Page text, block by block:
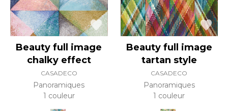
Beauty full image
chalky effect
CASADECO
Panoramiques
1 couleur
Beauty full image
tartan style
CASADECO
Panoramiques
1 couleur